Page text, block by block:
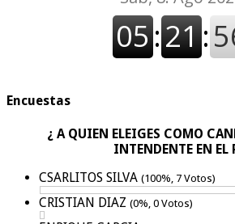
Encuestas
¿ A QUIEN ELEIGES COMO
INTENDENTE EN EL
CSARLITOS SILVA (100%, 7 Votos)
CRISTIAN DIAZ (0%, 0 Votos)